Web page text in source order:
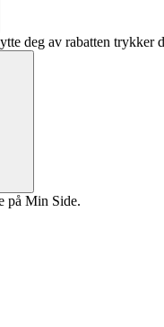
deg av rabatten
på Min Side.